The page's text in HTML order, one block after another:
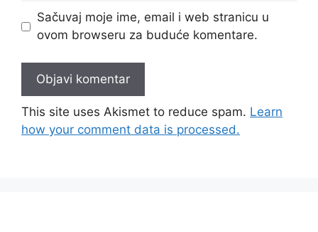
Sačuvaj moje ime, email i web stranicu u
ovom browseru za buduće komentare.
This site uses Akismet to reduce spam. Learn
how your comment data is processed.